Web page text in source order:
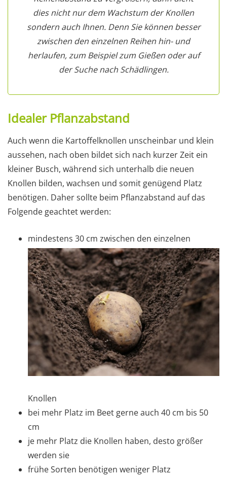
dies nicht nur dem Wachstum der Knollen
sondern auch Ihnen. Denn Sie können besser
zwischen den einzelnen Reihen hin- und
herlaufen, zum Beispiel zum Gießen oder auf
der Suche nach Schädlingen.
Idealer Pflanzabstand
Auch wenn die Kartoffelknollen unscheinbar und klein
aussehen, nach oben bildet sich nach kurzer Zeit ein
kleiner Busch, während sich unterhalb die neuen
Knollen bilden, wachsen und somit genügend Platz
benötigen. Daher sollte beim Pflanzabstand auf das
Folgende geachtet werden:
mindestens 30 cm zwischen den einzelnen
Knollen
bei mehr Platz im Beet gerne auch 40 cm bis 50
cm
je mehr Platz die Knollen haben, desto größer
werden sie
frühe Sorten benötigen weniger Platz